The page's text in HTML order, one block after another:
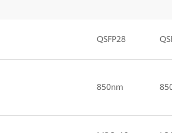
QSFP28
850nm 850/